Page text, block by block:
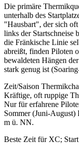
Die primäre
unterhalb des
"Hausbart", der sich
links der Startschneise
die Fränkische Linie
abreißt, finden Piloten
bewaldeten Hängen
stark genug ist
Zeit/Saison
Kräftige, oft ruppige
Nur für erfahrene
Sommer (Juni-August)
m ü. NN.
Beste Zeit für XC;